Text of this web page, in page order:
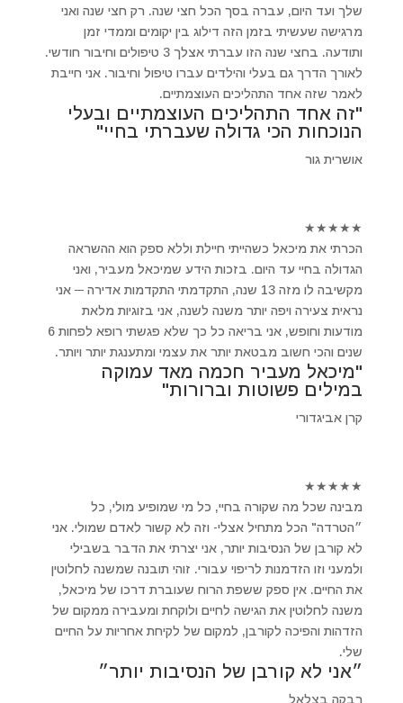
שלך ועד היום, עברה בסך הכל חצי שנה. רק חצי שנה ואני
מרגישה שעשיתי בזמן הזה דילוג בין יקומים וממדי זמן
ותודעה. בחצי שנה הזו עברתי אצלך 3 טיפולים וחיבור חודשי.
לאורך הדרך גם בעלי והילדים עברו טיפול וחיבור. אני חייבת
לאמר שזה אחד התהליכים העוצמתיים.
"זה אחד התהליכים העוצמתיים ובעלי
הנוכחות הכי גדולה שעברתי בחיי"
אושרית גור
★
★
★
★
★
הכרתי את מיכאל כשהייתי חיילת וללא ספק הוא ההשראה
הגדולה בחיי עד היום. בזכות הידע שמיכאל מעביר, ואני
מקשיבה לו מזה 13 שנה, התקדמתי התקדמות אדירה ─ אני
נראית צעירה ויפה יותר משנה לשנה, אני בזוגיות מלאת
מודעות וחופש, אני בריאה כל כך שלא פגשתי רופא לפחות 6
שנים והכי חשוב מבטאת יותר את עצמי ומתענגת יותר ויותר.
"מיכאל מעביר חכמה מאד עמוקה
במילים פשוטות וברורות"
קרן אביגדורי
★
★
★
★
★
מבינה שכל מה שקורה בחיי, כל מי שמופיע מולי, כל
״הטרדה" הכל מתחיל אצלי- וזה לא קשור לאדם שמולי. אני
לא קורבן של הנסיבות יותר, אני יצרתי את הדבר בשבילי
ולמעני וזו הזדמנות לריפוי עבורי. זוהי תובנה שמשנה לחלוטין
את החיים. אין ספק ששפת הרוח שעוברת דרכו של מיכאל,
משנה לחלוטין את הגישה לחיים ולוקחת ומעבירה ממקום של
הזדהות והפיכה לקורבן, למקום של לקיחת אחריות על החיים
שלי.
״אני לא קורבן של הנסיבות יותר״
רבקה בצלאל